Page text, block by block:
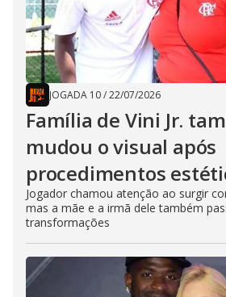
JOGADA 10/22/07/2026
Família de Vini Jr.
mudou o visual após
procedimentos
Jogador chamou atenção ao surgir
mas a mãe e a irmã dele também
transformações